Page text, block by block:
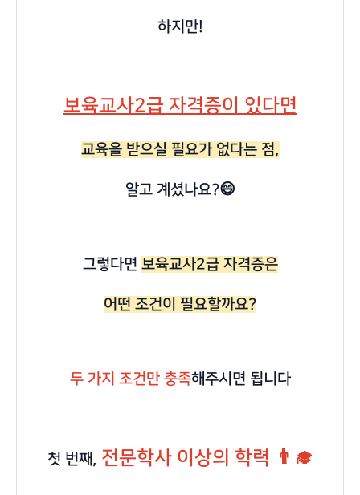
하지만!
보육교사2급 자격증이 있다면
교육을 받으실 필요가 없다는 점,
알고 계셨나요?😄
그렇다면 보육교사2급 자격증은
어떤 조건이 필요할까요?
두 가지 조건만 충족해주시면 됩니다
첫 번째, 전문학사 이상의 학력 👨‍🎓